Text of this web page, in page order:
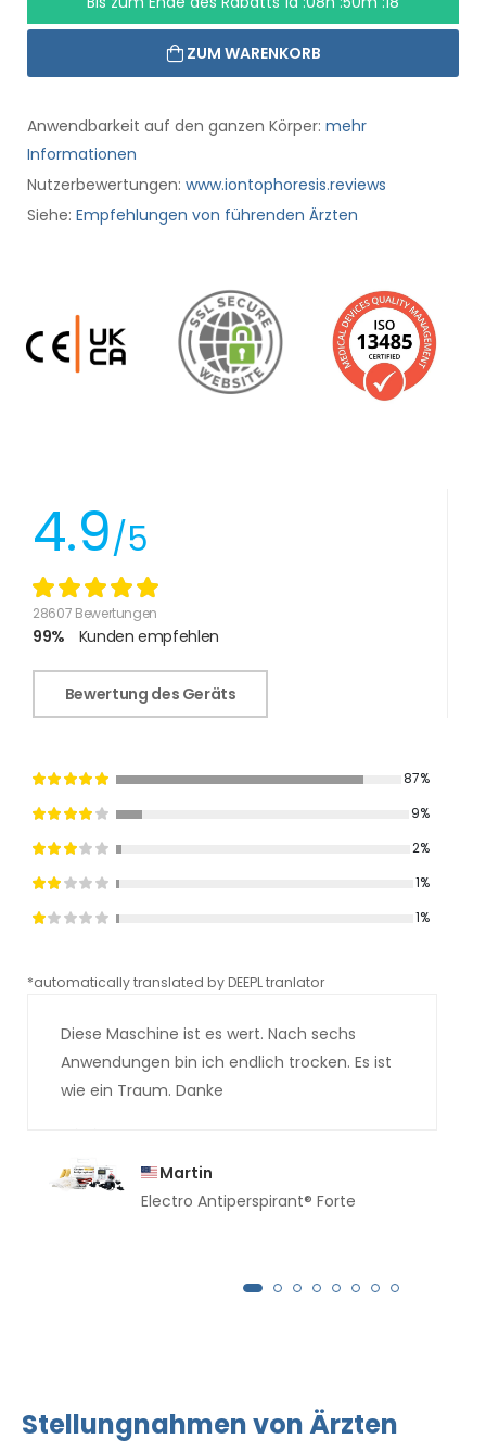
ZUM WARENKORB
Anwendbarkeit auf den ganzen Körper: mehr
Informationen
Nutzerbewertungen: www.iontophoresis.reviews
Siehe: Empfehlungen von führenden Ärzten
4.9/5
28607 Bewertungen
99% Kunden empfehlen
Bewertung des Geräts
87%
9%
2%
1%
1%
*automatically translated by DEEPL tranlator
Diese Maschine ist es wert. Nach sechs
Anwendungen bin ich endlich trocken. Es ist
wie ein Traum. Danke
Martin
Electro Antiperspirant® Forte
Stellungnahmen von Ärzten